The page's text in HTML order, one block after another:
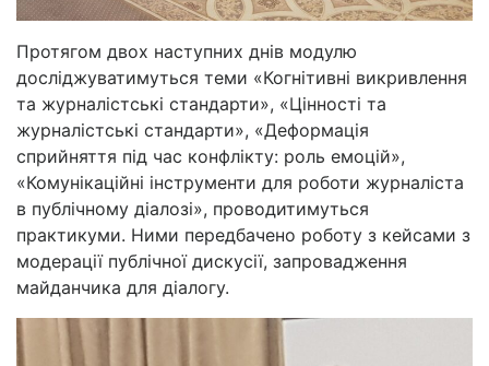
Протягом двох наступних днів модулю
досліджуватимуться теми «Когнітивні викривлення
та журналістські стандарти», «Цінності та
журналістські стандарти», «Деформація
сприйняття під час конфлікту: роль емоцій»,
«Комунікаційні інструменти для роботи журналіста
в публічному діалозі», проводитимуться
практикуми. Ними передбачено роботу з кейсами з
модерації публічної дискусії, запровадження
майданчика для діалогу.